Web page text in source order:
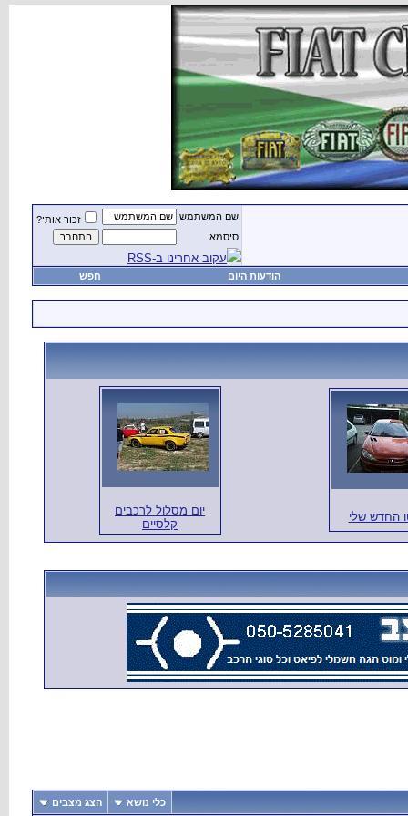
שם המשתמש
זכור אותי?
סיסמא
עקוב אחרינו ב-RSS
הודעות היום חפש
החדש שלי
יום מסלול לרכבים
קלסיים
כלי נושא הצג מצבים